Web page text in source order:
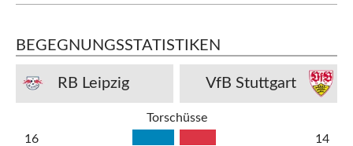
BEGEGNUNGSSTATISTIKEN
RB Leipzig VfB Stuttgart
Torschüsse
16
14